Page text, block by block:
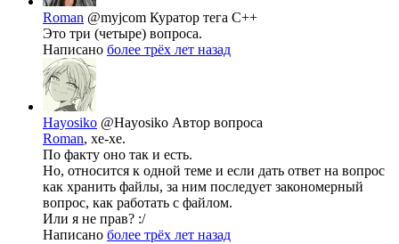
Roman @myjcom Куратор тега C++
Это три (четыре) вопроса.
Написано более трёх лет назад
Hayosiko @Hayosiko Автор вопроса
Roman, хе-хе.
По факту оно так и есть.
Но, относится к одной теме и если дать ответ на вопрос
как хранить файлы, за ним последует закономерный
вопрос, как работать с файлом.
Или я не прав? :/
Написано более трёх лет назад